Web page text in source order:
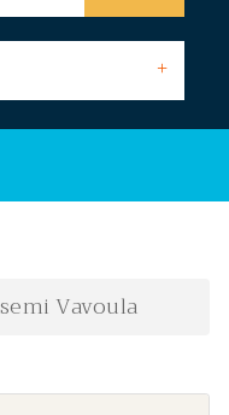
Vavoula